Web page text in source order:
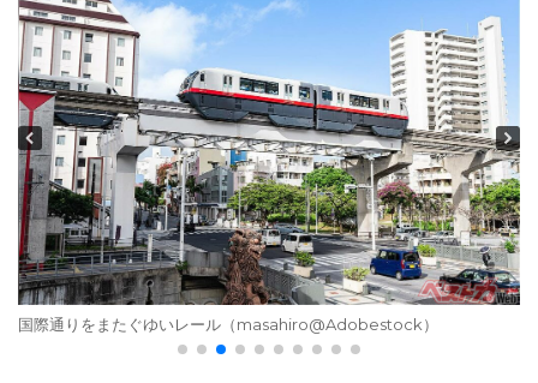
国際通りをまたぐゆいレール（masahiro@Adobestock）